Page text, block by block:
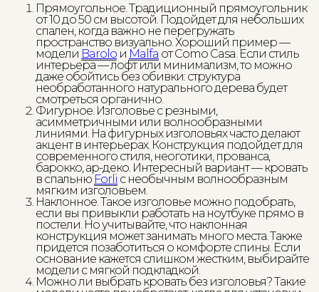
Прямоугольное. Традиционный прямоугольник
от 10 до 50 см высотой. Подойдет для небольших
спален, когда важно не перегружать
пространство визуально. Хороший пример —
модели Barolo и Malfa от Como Casa. Если стиль
интерьера — лофт или минимализм, то можно
даже обойтись без обивки: структура
необработанного натурального дерева будет
смотреться органично.
Фигурное. Изголовье с резными,
асимметричными или волнообразными
линиями. На фигурных изголовьях часто делают
акцент в интерьерах. Конструкция подойдет для
современного стиля, неоготики, прованса,
барокко, ар-деко. Интересный вариант — кровать
в спальню Forli с необычным волнообразным
мягким изголовьем.
Наклонное. Такое изголовье можно подобрать,
если вы привыкли работать на ноутбуке прямо в
постели. Но учитывайте, что наклонная
конструкция может занимать много места. Также
придется позаботиться о комфорте спины. Если
основание кажется слишком жестким, выбирайте
модели с мягкой подкладкой.
Можно ли выбрать кровать без изголовья? Такие